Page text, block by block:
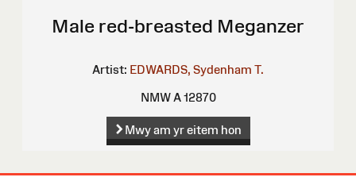
Male red-breasted Meganzer
Artist: EDWARDS, Sydenham T.
NMW A 12870
Mwy am yr eitem hon